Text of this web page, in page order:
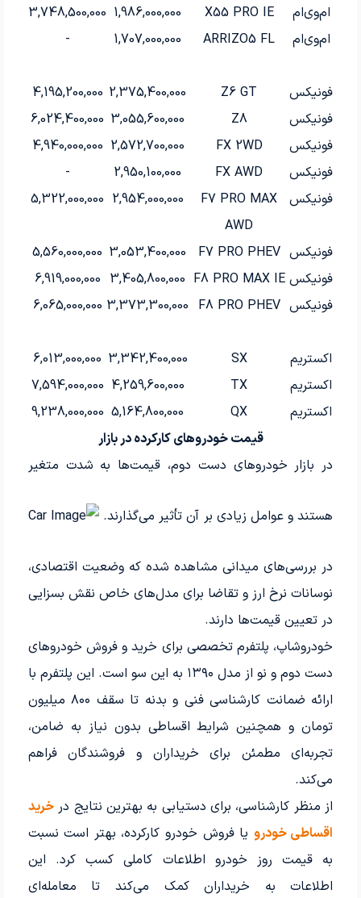
ام‌وی‌ام X55 PRO IE
1,986,000,000
3,748,500,000
ام‌وی‌ام
ARRIZO5 FL
1,707,000,000
-
فونیکس Z6 GT
2,375,400,000
4,195,200,000
فونیکس
Z8
3,055,600,000
6,024,400,000
فونیکس
FX 2WD
2,572,700,000
4,940,000,000
فونیکس
FX AWD
2,950,100,000
-
فونیکس
F7 PRO MAX
AWD
2,954,000,000
5,322,000,000
فونیکس F7 PRO PHEV
3,053,400,000
5,560,000,000
فونیکس F8 PRO MAX IE
3,405,800,000
6,919,000,000
فونیکس F8 PRO PHEV
3,373,300,000
6,065,000,000
اکستریم SX
3,342,400,000
6,013,000,000
اکستریم
TX
4,259,600,000
7,594,000,000
اکستریم
QX
5,164,800,000
9,238,000,000
قیمت خودروهای کارکرده در بازار
در بازار خودروهای دست دوم، قیمت‌ها به شدت متغیر
هستند و عوامل زیادی بر آن تأثیر می‌گذارند.
در بررسی‌های میدانی مشاهده شده که وضعیت اقتصادی،
نوسانات نرخ ارز و تقاضا برای مدل‌های خاص نقش بسزایی
در تعیین قیمت‌ها دارند.
خودروشاپ، پلتفرم تخصصی برای خرید و فروش خودروهای
دست دوم و نو از مدل ۱۳۹۰ به این سو است. این پلتفرم با
ارائه ضمانت کارشناسی فنی و بدنه تا سقف ۸۰۰ میلیون
تومان و همچنین شرایط اقساطی بدون نیاز به ضامن،
تجربه‌ای مطمئن برای خریداران و فروشندگان فراهم
می‌کند.
از منظر کارشناسی، برای دستیابی به بهترین نتایج درخرید
اقساطی خودرو یا فروش خودرو کارکرده، بهتر است نسبت
به قیمت روز خودرو اطلاعات کاملی کسب کرد. این
اطلاعات به خریداران کمک می‌کند تا معامله‌ای